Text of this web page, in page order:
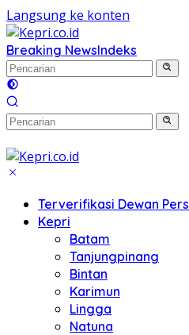
Langsung ke konten
Breaking NewsIndeks
Terverifikasi Dewan Pers
Kepri
Batam
Tanjungpinang
Bintan
Karimun
Lingga
Natuna